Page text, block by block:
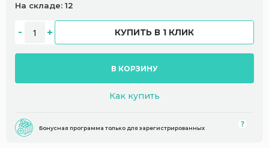
На складе: 12
КУПИТЬ В 1 КЛИК
В КОРЗИНУ
Как купить
Бонусная программа только для зарегистрированных